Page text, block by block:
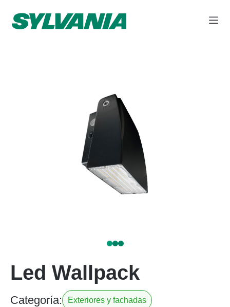
Led Wallpack
Categoría: Exteriores y fachadas